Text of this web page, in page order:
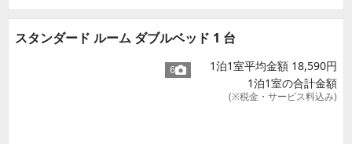
スタンダード ルーム ダブルベッド 1 台
6
1泊1室平均金額 18,590円
1泊1室の合計金額
(※税金・サービス料込み)